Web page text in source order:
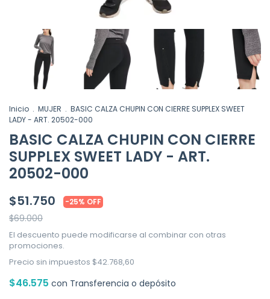
Inicio . MUJER . BASIC CALZA CHUPIN CON CIERRE SUPPLEX SWEET
LADY - ART. 20502-000
BASIC CALZA CHUPIN CON CIERRE
SUPPLEX SWEET LADY - ART.
20502-000
$51.750 -25% OFF
$69.000
El descuento puede modificarse al combinar con otras
promociones.
Precio sin impuestos $42.768,60
$46.575 con Transferencia o depósito